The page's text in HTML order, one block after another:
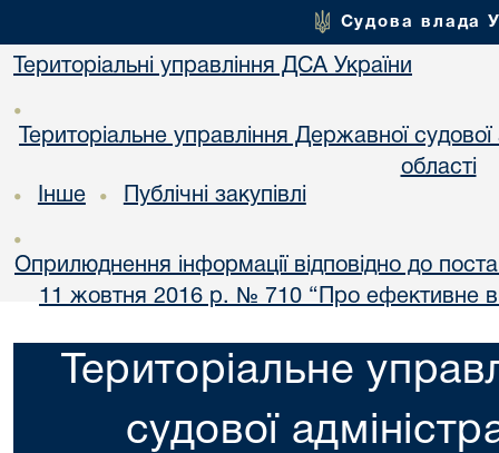
Судова влада
Територіальні управління ДСА України
•
Територіальне управління Державної судової
області
• Інше • Публічні закупівлі
•
Оприлюднення інформації відповідно до
11 жовтня 2016 р. № 710 “Про ефективне
Територіальне
судової